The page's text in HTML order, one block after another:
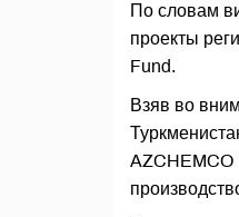
По словам
проекты
Fund.
Взяв во
AZCHEMCO